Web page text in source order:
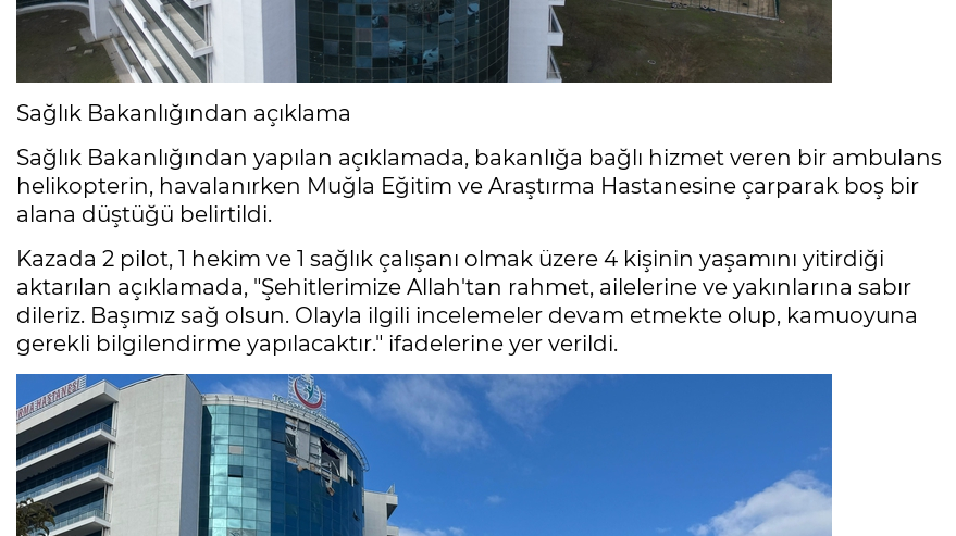
Sağlık Bakanlığından açıklama
Sağlık Bakanlığından yapılan açıklamada, bakanlığa bağlı hizmet veren bir ambulans
helikopterin, havalanırken Muğla Eğitim ve Araştırma Hastanesine çarparak boş bir
alana düştüğü belirtildi.
Kazada 2 pilot, 1 hekim ve 1 sağlık çalışanı olmak üzere 4 kişinin yaşamını yitirdiği
aktarılan açıklamada, "Şehitlerimize Allah'tan rahmet, ailelerine ve yakınlarına sabır
dileriz. Başımız sağ olsun. Olayla ilgili incelemeler devam etmekte olup, kamuoyuna
gerekli bilgilendirme yapılacaktır." ifadelerine yer verildi.